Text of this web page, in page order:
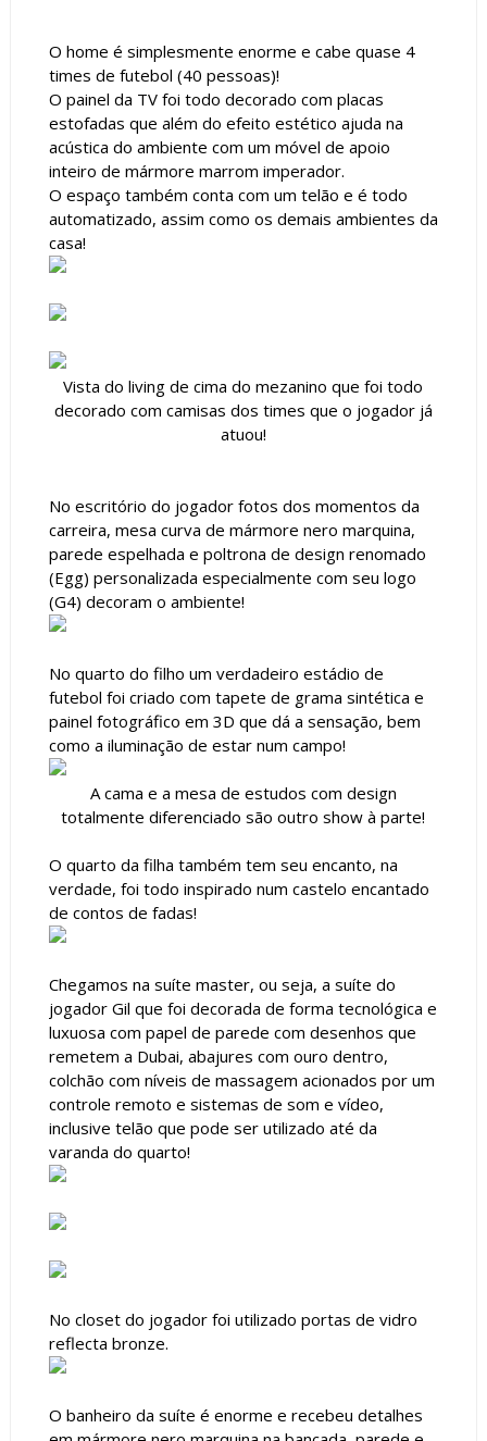
O home é simplesmente enorme e cabe quase 4
times de futebol (40 pessoas)!
O painel da TV foi todo decorado com placas
estofadas que além do efeito estético ajuda na
acústica do ambiente com um móvel de apoio
inteiro de mármore marrom imperador.
O espaço também conta com um telão e é todo
automatizado, assim como os demais ambientes da
casa!
Vista do living de cima do mezanino que foi todo
decorado com camisas dos times que o jogador já
atuou!
No escritório do jogador fotos dos momentos da
carreira, mesa curva de mármore nero marquina,
parede espelhada e poltrona de design renomado
(Egg) personalizada especialmente com seu logo
(G4) decoram o ambiente!
No quarto do filho um verdadeiro estádio de
futebol foi criado com tapete de grama sintética e
painel fotográfico em 3D que dá a sensação, bem
como a iluminação de estar num campo!
A cama e a mesa de estudos com design
totalmente diferenciado são outro show à parte!
O quarto da filha também tem seu encanto, na
verdade, foi todo inspirado num castelo encantado
de contos de fadas!
Chegamos na suíte master, ou seja, a suíte do
jogador Gil que foi decorada de forma tecnológica e
luxuosa com papel de parede com desenhos que
remetem a Dubai, abajures com ouro dentro,
colchão com níveis de massagem acionados por um
controle remoto e sistemas de som e vídeo,
inclusive telão que pode ser utilizado até da
varanda do quarto!
No closet do jogador foi utilizado portas de vidro
reflecta bronze.
O banheiro da suíte é enorme e recebeu detalhes